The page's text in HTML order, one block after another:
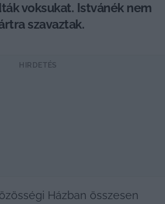
voksukat. Istvánék nem
szavaztak.
HIRDETÉS
Házban összesen